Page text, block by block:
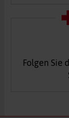
Folgen Sie